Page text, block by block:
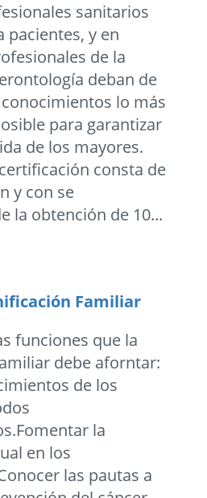
sanitarios
pacientes, y en
de la
deban de
lo más
para garantizar
de los mayores.
consta de
y con se
la obtención de 10...
Familiar
funciones que la
debe aforntar:
de los
la
en los
las pautas a